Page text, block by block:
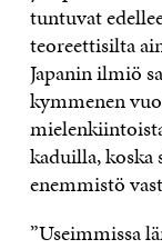
tuntuvat
teoreettisilta
Japanin ilmiö
kymmenen
kaduilla, koska
enemmistö
”Useimmissa